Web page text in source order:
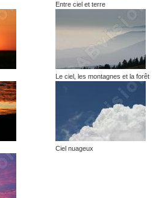
Entre ciel et terre
Le ciel, les montagnes et la forêt
Ciel nuageux